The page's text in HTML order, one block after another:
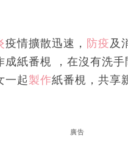
疫情擴散迅速， 防疫 及
紙番梘 ，在沒有洗
一起 製作紙番梘，共享
廣告